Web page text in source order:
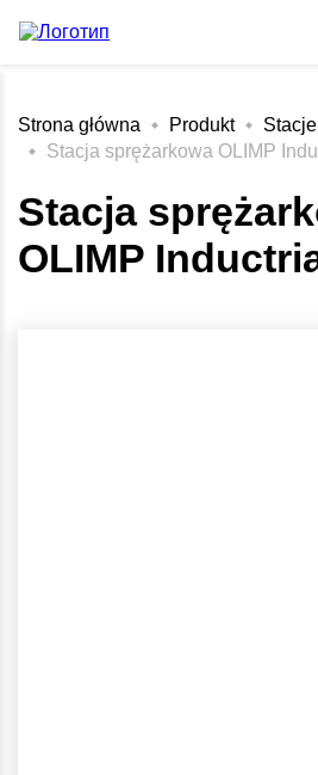
Strona główna Produkt
Stacja sprężarkowa OLIMP
Stacja
OLIMP